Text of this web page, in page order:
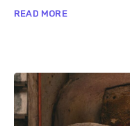
READ MORE